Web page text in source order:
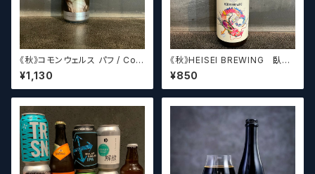
《秋》コモンウェルス パフ / Com
monwealth Puff 【クラフトビ
ールシザーズ】
¥1,130
《秋》HEISEI BREWING 臥龍
長生(がりゅうちょうせい)アメリ
カンペールエール【クラフトビー
ル】
¥850